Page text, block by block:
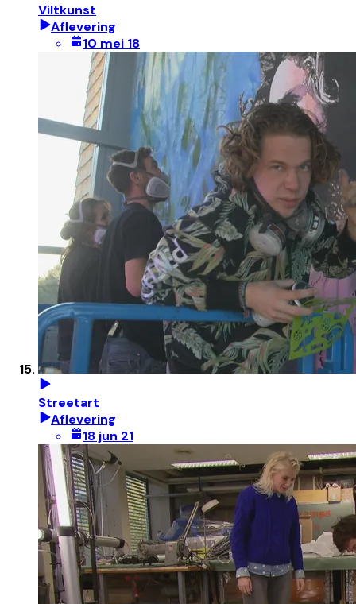
Viltkunst
Aflevering
10 mei 18
Streetart
Aflevering
18 jun 21